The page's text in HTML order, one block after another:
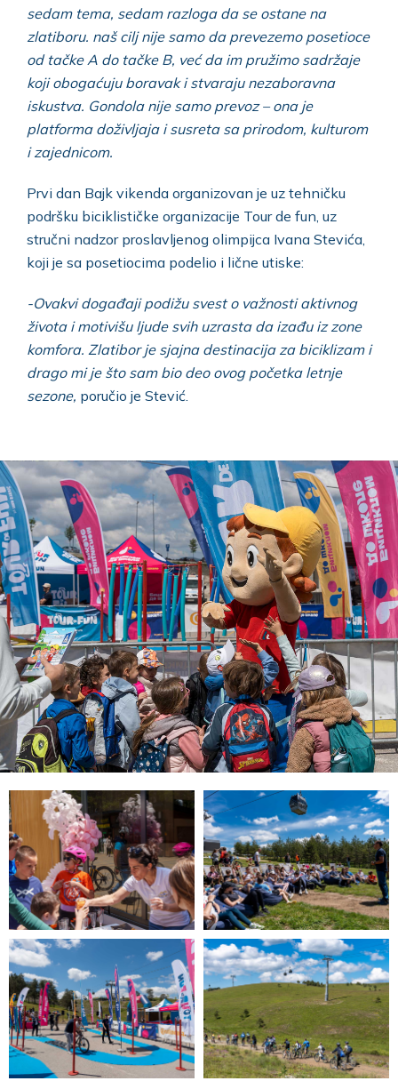
sedam tema, sedam razloga da se ostane na
zlatiboru. naš cilj nije samo da prevezemo posetioce
od tačke A do tačke B, već da im pružimo sadržaje
koji obogaćuju boravak i stvaraju nezaboravna
iskustva. Gondola nije samo prevoz – ona je
platforma doživljaja i susreta sa prirodom, kulturom
i zajednicom.
Prvi dan Bajk vikenda organizovan je uz tehničku
podršku biciklističke organizacije Tour de fun, uz
stručni nadzor proslavljenog olimpijca Ivana Stevića,
koji je sa posetiocima podelio i lične utiske:
-Ovakvi događaji podižu svest o važnosti aktivnog
života i motivišu ljude svih uzrasta da izađu iz zone
komfora. Zlatibor je sjajna destinacija za biciklizam i
drago mi je što sam bio deo ovog početka letnje
sezone, poručio je Stević.